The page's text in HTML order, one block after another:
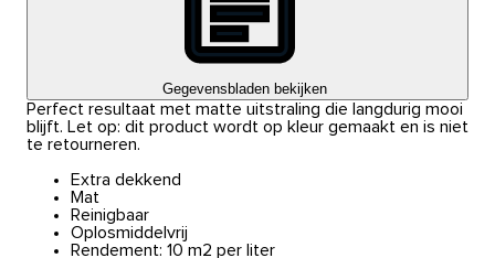
Gegevensbladen bekijken
Perfect resultaat met matte uitstraling die langdurig mooi
blijft. Let op: dit product wordt op kleur gemaakt en is niet
te retourneren.
Extra dekkend
Mat
Reinigbaar
Oplosmiddelvrij
Rendement: 10 m2 per liter